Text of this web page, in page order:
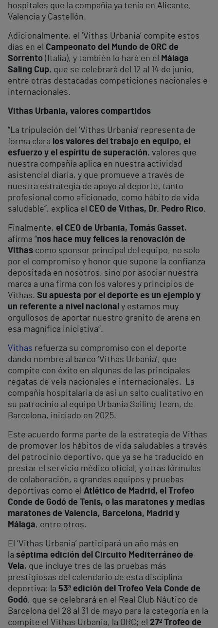
hospitales que la compañía ya tenía en Alicante,
Valencia y Castellón.
Adicionalmente, el ‘Vithas Urbania’ compite estos
días en el Campeonato del Mundo de ORC de
Sorrento (Italia), y también lo hará en el
Málaga
Saling Cup, que se celebrará del 12 al 14 de junio,
entre otras destacadas competiciones nacionales e
internacionales.
Vithas Urbania, valores compartidos
“La tripulación del ‘Vithas Urbania’ representa de
forma clara los valores del trabajo en equipo, el
esfuerzo y el espíritu de superación, valores que
nuestra compañía aplica en nuestra actividad
asistencial diaria, y que promueve a través de
nuestra estrategia de apoyo al deporte, tanto
profesional como aficionado, como hábito de vida
saludable”, explica el CEO de Vithas, Dr. Pedro Rico.
Finalmente, el CEO de Urbania, Tomás Gasset,
afirma “nos hace muy felices la renovación de
Vithas como sponsor principal del equipo, no solo
por el compromiso y honor que supone la confianza
depositada en nosotros, sino por asociar nuestra
marca a una firma con los valores y principios de
Vithas. Su apuesta por el deporte es un ejemplo y
un referente a nivel nacional y estamos muy
orgullosos de aportar nuestro granito de arena en
esa magnífica iniciativa“.
Vithas refuerza su compromiso con el deporte
dando nombre al barco ‘Vithas Urbania’, que
compite con éxito en algunas de las principales
regatas de vela nacionales e internacionales. La
compañía hospitalaria da así un salto cualitativo en
su patrocinio al equipo Urbania Sailing Team, de
Barcelona, iniciado en 2025.
Este acuerdo forma parte de la estrategia de Vithas
de promover los hábitos de vida saludables a través
del patrocinio deportivo, que ya se ha traducido en
prestar el servicio médico oficial, y otras fórmulas
de colaboración, a grandes equipos y pruebas
deportivas como el Atlético de Madrid, el Trofeo
Conde de Godó de Tenis, o las maratones y medias
maratones de Valencia, Barcelona, Madrid y
Málaga, entre otros.
El ‘Vithas Urbania’ participará un año más en
la séptima edición del Circuito Mediterráneo de
Vela, que incluye tres de las pruebas más
prestigiosas del calendario de esta disciplina
deportiva: la 53ª edición del Trofeo Vela Conde de
Godó, que se celebrará en el Real Club Náutico de
Barcelona del 28 al 31 de mayo para la categoría en la
compite el Vithas Urbania, la ORC; el 27º Trofeo de